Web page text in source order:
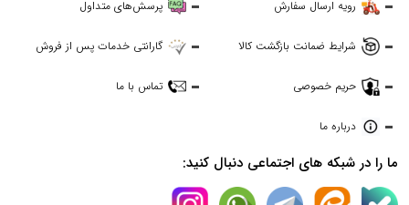
رویه ارسال سفارش پرسش‌های متداول
شرایط ضمانت بازگشت کالا گارانتی خدمات پس از فروش
حریم خصوصی تماس با ما
درباره ما
ما را در شبکه های اجتماعی دنبال کنید: